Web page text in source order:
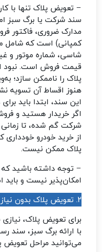
– تعویض پلاک تنها با
سند شرکت یا برگ سبز
مدارک ضروری، فاکتور
کمپانی) است که شامل
شاسی، شماره موتور و
قیمت فروش است. نبود
پلاک را ناممکن سازد؛
هنوز اقساط آن تسویه
این سند، ابتدا باید
اگر خریدار هستید و
شرکت گم شده، تا زمانی
از خرید خودرو
پلاک ممکن نیست.
– توجه داشته باشید
امکان‌پذیر نیست و باید
۲. تعویض پلاک بدون نیاز به کارت ماشین
برای تعویض پلاک،
با ارائه برگ سبز، سند
می‌توانید مراحل تعویض